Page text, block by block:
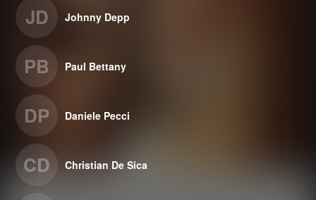
JD Johnny Depp
PB Paul Bettany
DP Daniele Pecci
CD Christian De Sica